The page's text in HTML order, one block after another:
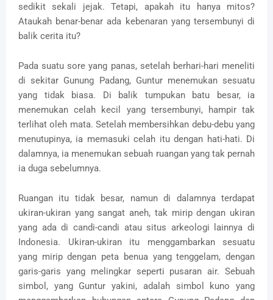
sedikit sekali jejak. Tetapi, apakah itu hanya mitos?
Ataukah benar-benar ada kebenaran yang tersembunyi di
balik cerita itu?
Pada suatu sore yang panas, setelah berhari-hari meneliti
di sekitar Gunung Padang, Guntur menemukan sesuatu
yang tidak biasa. Di balik tumpukan batu besar, ia
menemukan celah kecil yang tersembunyi, hampir tak
terlihat oleh mata. Setelah membersihkan debu-debu yang
menutupinya, ia memasuki celah itu dengan hati-hati. Di
dalamnya, ia menemukan sebuah ruangan yang tak pernah
ia duga sebelumnya.
Ruangan itu tidak besar, namun di dalamnya terdapat
ukiran-ukiran yang sangat aneh, tak mirip dengan ukiran
yang ada di candi-candi atau situs arkeologi lainnya di
Indonesia. Ukiran-ukiran itu menggambarkan sesuatu
yang mirip dengan peta benua yang tenggelam, dengan
garis-garis yang melingkar seperti pusaran air. Sebuah
simbol, yang Guntur yakini, adalah simbol kuno yang